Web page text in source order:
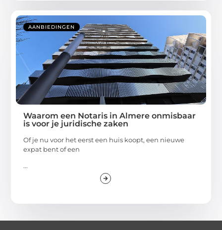
AANBIEDINGEN
Waarom een Notaris in Almere onmisbaar
is voor je juridische zaken
Of je nu voor het eerst een huis koopt, een nieuwe
expat bent of een
...